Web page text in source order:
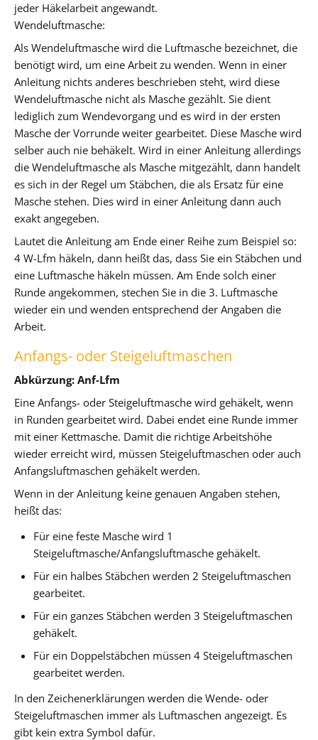
jeder Häkelarbeit angewandt.
Wendeluftmasche:
Als Wendeluftmasche wird die Luftmasche bezeichnet, die
benötigt wird, um eine Arbeit zu wenden. Wenn in einer
Anleitung nichts anderes beschrieben steht, wird diese
Wendeluftmasche nicht als Masche gezählt. Sie dient
lediglich zum Wendevorgang und es wird in der ersten
Masche der Vorrunde weiter gearbeitet. Diese Masche wird
selber auch nie behäkelt. Wird in einer Anleitung allerdings
die Wendeluftmasche als Masche mitgezählt, dann handelt
es sich in der Regel um Stäbchen, die als Ersatz für eine
Masche stehen. Dies wird in einer Anleitung dann auch
exakt angegeben.
Lautet die Anleitung am Ende einer Reihe zum Beispiel so:
4 W-Lfm häkeln, dann heißt das, dass Sie ein Stäbchen und
eine Luftmasche häkeln müssen. Am Ende solch einer
Runde angekommen, stechen Sie in die 3. Luftmasche
wieder ein und wenden entsprechend der Angaben die
Arbeit.
Anfangs- oder Steigeluftmaschen
Abkürzung: Anf-Lfm
Eine Anfangs- oder Steigeluftmasche wird gehäkelt, wenn
in Runden gearbeitet wird. Dabei endet eine Runde immer
mit einer Kettmasche. Damit die richtige Arbeitshöhe
wieder erreicht wird, müssen Steigeluftmaschen oder auch
Anfangsluftmaschen gehäkelt werden.
Wenn in der Anleitung keine genauen Angaben stehen,
heißt das:
Für eine feste Masche wird 1
Steigeluftmasche/Anfangsluftmasche gehäkelt.
Für ein halbes Stäbchen werden 2 Steigeluftmaschen
gearbeitet.
Für ein ganzes Stäbchen werden 3 Steigeluftmaschen
gehäkelt.
Für ein Doppelstäbchen müssen 4 Steigeluftmaschen
gearbeitet werden.
In den Zeichenerklärungen werden die Wende- oder
Steigeluftmaschen immer als Luftmaschen angezeigt. Es
gibt kein extra Symbol dafür.